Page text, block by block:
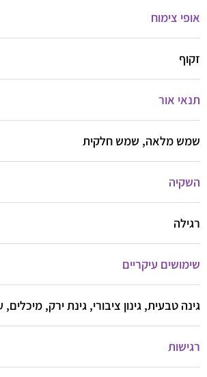
אופי צימוח
זקוף
תנאי אור
שמש מלאה, שמש חלקית
השקיה
רגילה
שימושים עיקריים
גינה טבעית, גינון ציבורי, גינת ירק, מיכלים,
רגישות